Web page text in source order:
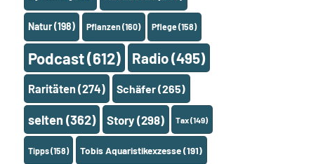
Natur(198) Pflanzen(160) Pflege(158)
Podcast(612) Radio(495)
Raritäten (274) Schäfer(265)
selten (362) Story (298) Tax(149)
Tipps(158) Tobis Aquaristikexzesse(191)